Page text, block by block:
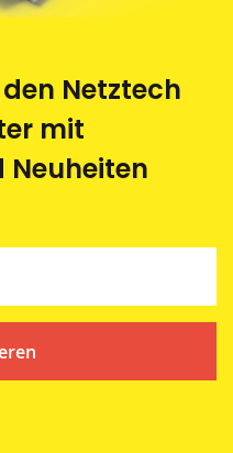
Netztech
mit
Neuheiten